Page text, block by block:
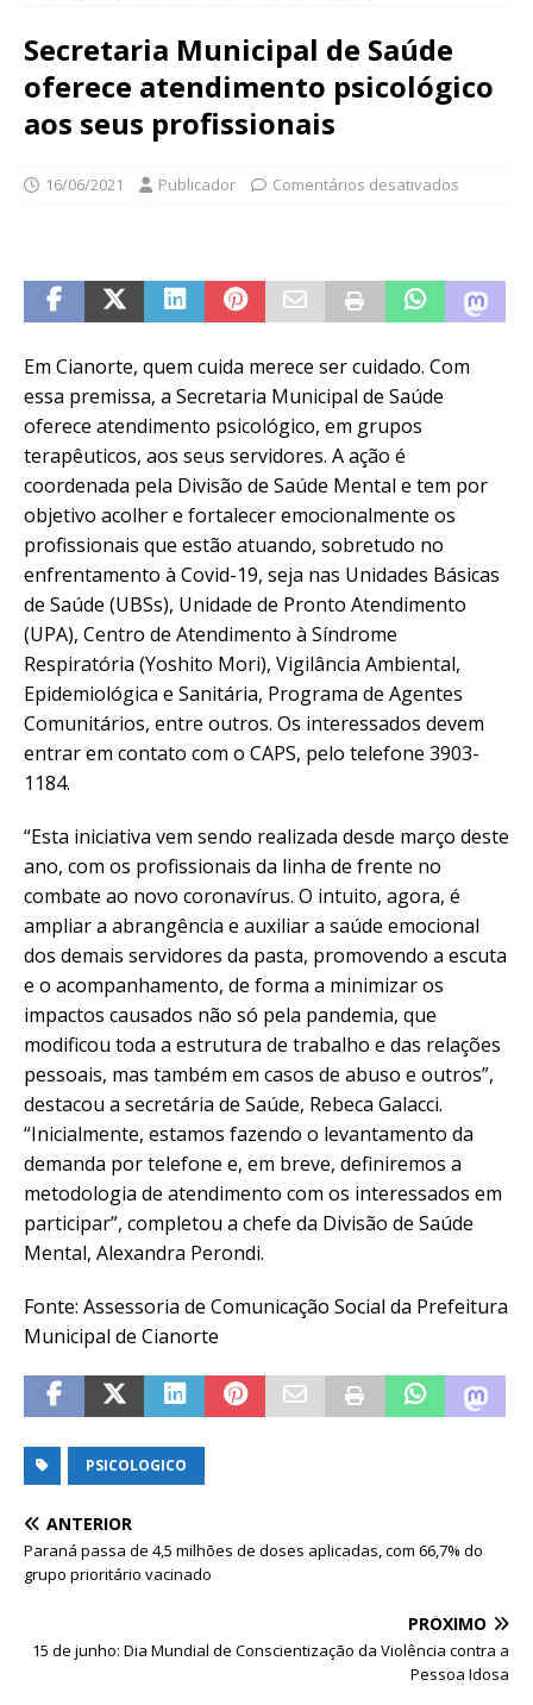
Secretaria Municipal de Saúde
oferece atendimento psicológico
aos seus profissionais
16/06/2021 Publicador Comentários desativados
Em Cianorte, quem cuida merece ser cuidado. Com
essa premissa, a Secretaria Municipal de Saúde
oferece atendimento psicológico, em grupos
terapêuticos, aos seus servidores. A ação é
coordenada pela Divisão de Saúde Mental e tem por
objetivo acolher e fortalecer emocionalmente os
profissionais que estão atuando, sobretudo no
enfrentamento à Covid-19, seja nas Unidades Básicas
de Saúde (UBSs), Unidade de Pronto Atendimento
(UPA), Centro de Atendimento à Síndrome
Respiratória (Yoshito Mori), Vigilância Ambiental,
Epidemiológica e Sanitária, Programa de Agentes
Comunitários, entre outros. Os interessados devem
entrar em contato com o CAPS, pelo telefone 3903-
1184.
“Esta iniciativa vem sendo realizada desde março deste
ano, com os profissionais da linha de frente no
combate ao novo coronavírus. O intuito, agora, é
ampliar a abrangência e auxiliar a saúde emocional
dos demais servidores da pasta, promovendo a escuta
e o acompanhamento, de forma a minimizar os
impactos causados não só pela pandemia, que
modificou toda a estrutura de trabalho e das relações
pessoais, mas também em casos de abuso e outros”,
destacou a secretária de Saúde, Rebeca Galacci.
“Inicialmente, estamos fazendo o levantamento da
demanda por telefone e, em breve, definiremos a
metodologia de atendimento com os interessados em
participar”, completou a chefe da Divisão de Saúde
Mental, Alexandra Perondi.
Fonte: Assessoria de Comunicação Social da Prefeitura
Municipal de Cianorte
PSICOLOGICO
ANTERIOR
Paraná passa de 4,5 milhões de doses aplicadas, com 66,7% do
grupo prioritário vacinado
PRÓXIMO
15 de junho: Dia Mundial de Conscientização da Violência contra a
Pessoa Idosa